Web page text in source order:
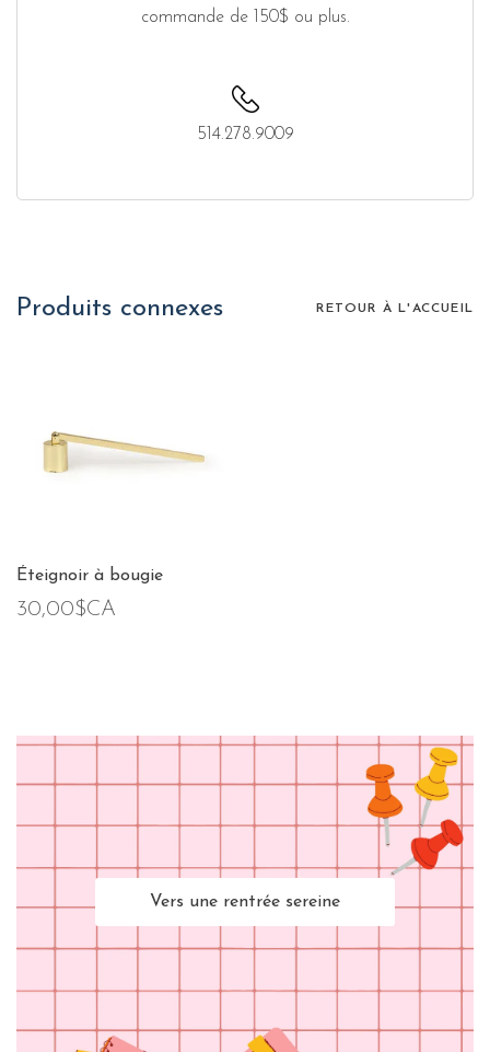
commande de 150$ ou plus.
514.278.9009
Produits connexes RETOUR À L'ACCUEIL
Éteignoir à bougie
30,00$CA
Vers une rentrée sereine